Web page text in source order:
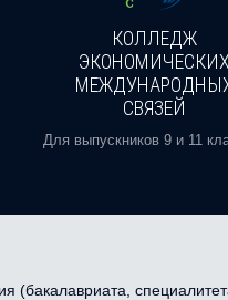
КОЛЛЕДЖ
ЭКОНОМИЧЕСКИХ
СВЯЗЕЙ
Для выпускников 9 и 11